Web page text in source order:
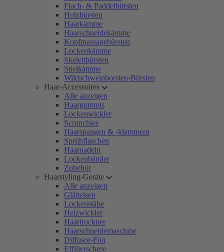
Flach- & Paddelbürsten
Holzbürsten
Haarkämme
Haarschneidekämme
Kopfmassagebürsten
Lockenkämme
Skelettbürsten
Stielkämme
Wildschweinborsten-Bürsten
Haar-Accessoires
Alle anzeigen
Haargummis
Lockenwickler
Scrunchies
Haarspangen & -klammern
Sprühflaschen
Haarnadeln
Lockenbänder
Zubehör
Haarstyling-Geräte
Alle anzeigen
Glätteisen
Lockenstäbe
Heizwickler
Haartrockner
Haarschneidemaschine
Diffusor-Fön
Effilierschere